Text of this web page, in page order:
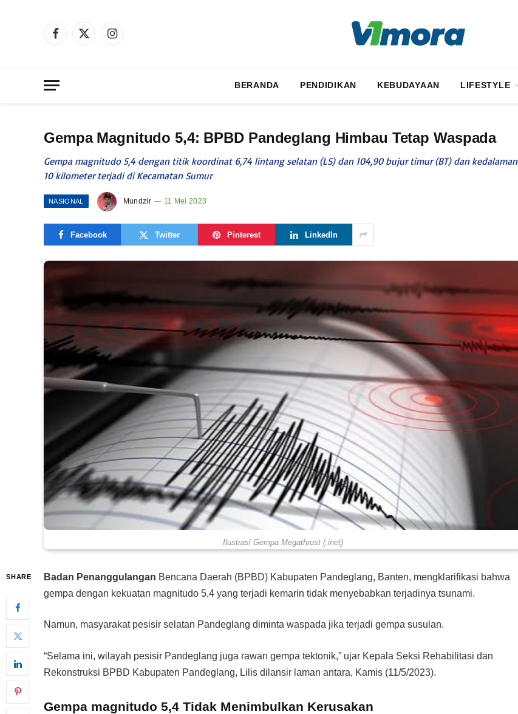
Facebook
X
Instagram
BERANDA PENDIDIKAN KEBUDAYAAN LIFESTYLE
Gempa Magnitudo 5,4: BPBD Pandeglang Himbau Tetap Waspada
Gempa magnitudo 5,4 dengan titik koordinat 6,74 lintang selatan (LS) dan 104,90 bujur timur (BT) dan kedalaman
10 kilometer terjadi di Kecamatan Sumur
NASIONAL Mundzir 11 Mei 2023
Facebook Twitter Pinterest LinkedIn
Ilustrasi Gempa Megathrust (.inet)
SHARE Badan Penanggulangan Bencana Daerah (BPBD) Kabupaten Pandeglang, Banten, mengklarifikasi bahwa
gempa dengan kekuatan magnitudo 5,4 yang terjadi kemarin tidak menyebabkan terjadinya tsunami.
Namun, masyarakat pesisir selatan Pandeglang diminta waspada jika terjadi gempa susulan.
“Selama ini, wilayah pesisir Pandeglang juga rawan gempa tektonik,” ujar Kepala Seksi Rehabilitasi dan
Rekonstruksi BPBD Kabupaten Pandeglang, Lilis dilansir laman antara, Kamis (11/5/2023).
Gempa magnitudo 5,4 Tidak Menimbulkan Kerusakan